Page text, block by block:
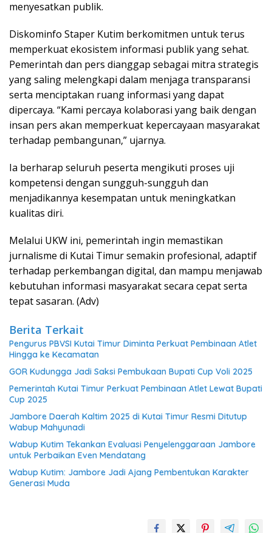
menyesatkan publik.
Diskominfo Staper Kutim berkomitmen untuk terus
memperkuat ekosistem informasi publik yang sehat.
Pemerintah dan pers dianggap sebagai mitra strategis
yang saling melengkapi dalam menjaga transparansi
serta menciptakan ruang informasi yang dapat
dipercaya. “Kami percaya kolaborasi yang baik dengan
insan pers akan memperkuat kepercayaan masyarakat
terhadap pembangunan,” ujarnya.
Ia berharap seluruh peserta mengikuti proses uji
kompetensi dengan sungguh-sungguh dan
menjadikannya kesempatan untuk meningkatkan
kualitas diri.
Melalui UKW ini, pemerintah ingin memastikan
jurnalisme di Kutai Timur semakin profesional, adaptif
terhadap perkembangan digital, dan mampu menjawab
kebutuhan informasi masyarakat secara cepat serta
tepat sasaran. (Adv)
Berita Terkait
Pengurus PBVSI Kutai Timur Diminta Perkuat Pembinaan Atlet
Hingga ke Kecamatan
GOR Kudungga Jadi Saksi Pembukaan Bupati Cup Voli 2025
Pemerintah Kutai Timur Perkuat Pembinaan Atlet Lewat Bupati
Cup 2025
Jambore Daerah Kaltim 2025 di Kutai Timur Resmi Ditutup
Wabup Mahyunadi
Wabup Kutim Tekankan Evaluasi Penyelenggaraan Jambore
untuk Perbaikan Even Mendatang
Wabup Kutim: Jambore Jadi Ajang Pembentukan Karakter
Generasi Muda